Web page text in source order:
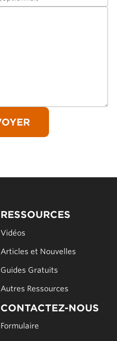
RESSOURCES
Vidéos
Articles et Nouvelles
Guides Gratuits
Autres Ressources
CONTACTEZ-NOUS
Formulaire